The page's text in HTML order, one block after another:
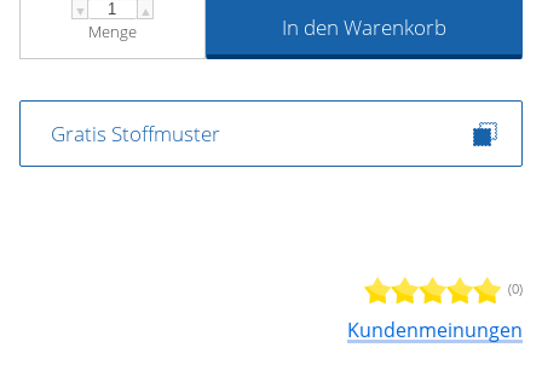
(0)
Kundenmeinungen
▼ ▲
Menge In den Warenkorb
Gratis Stoffmuster